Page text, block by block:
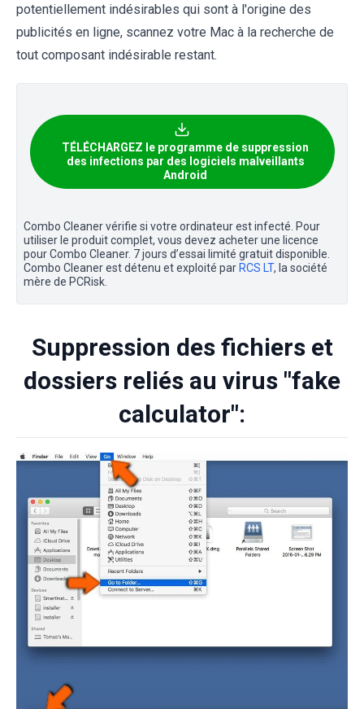
potentiellement indésirables qui sont à l'origine des
publicités en ligne, scannez votre Mac à la recherche de
tout composant indésirable restant.
TÉLÉCHARGEZ le programme de suppression
des infections par des logiciels malveillants
Android
Combo Cleaner vérifie si votre ordinateur est infecté. Pour
utiliser le produit complet, vous devez acheter une licence
pour Combo Cleaner. 7 jours d’essai limité gratuit disponible.
Combo Cleaner est détenu et exploité par RCS LT, la société
mère de PCRisk.
Suppression des fichiers et
dossiers reliés au virus "fake
calculator":